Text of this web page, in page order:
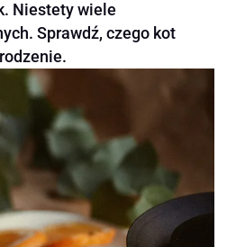
Niestety wiele
Sprawdź, czego kot